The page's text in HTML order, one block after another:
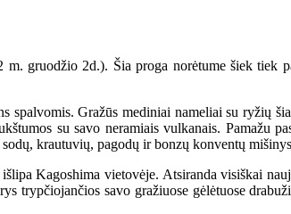
gruodžio 2d.). Šia proga norėtume šiek tiek
Gražūs mediniai nameliai su ryžių
su savo neramiais vulkanais. Pamažu
krautuvių, pagodų ir bonzų konventų
Kagoshima vietovėje. Atsiranda visiškai
trypčiojančios savo gražiuose gėlėtuose